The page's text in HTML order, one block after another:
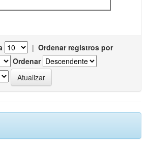
| Ordenar registros por
Ordenar